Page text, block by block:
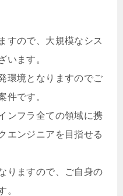
すので、大規模なシス
います。
環境となりますのでご
件です。
ンフラ全ての領域に携
エンジニアを目指せる
りますので、ご自身の
。